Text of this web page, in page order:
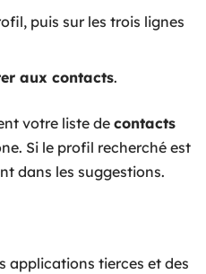
puis sur les trois lignes
aux contacts.
votre liste de contacts
Si le profil recherché est
dans les suggestions.
applications tierces et des